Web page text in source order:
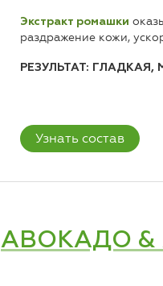
Экстракт ромашки
раздражение кожи,
РЕЗУЛЬТАТ:
Узнать состав
АВОКАДО &